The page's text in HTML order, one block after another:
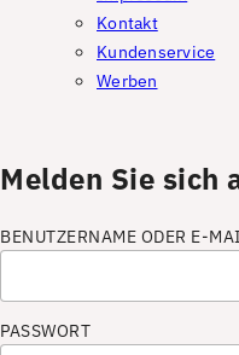
Kontakt
Kundenservice
Werben
Melden Sie sich
BENUTZERNAME ODER E-
PASSWORT